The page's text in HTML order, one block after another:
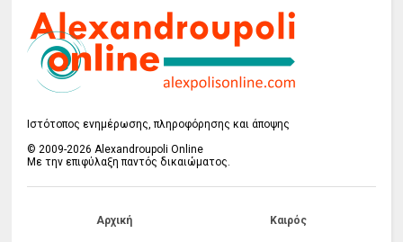
Ιστότοπος ενημέρωσης, πληροφόρησης και άποψης
© 2009-2026 Alexandroupoli Online
Με την επιφύλαξη παντός δικαιώματος.
Αρχική Καιρός